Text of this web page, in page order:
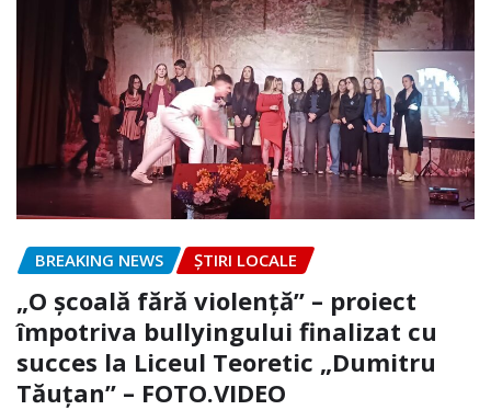
BREAKING NEWS ȘTIRI LOCALE
„O școală fără violență” – proiect
împotriva bullyingului finalizat cu
succes la Liceul Teoretic „Dumitru
Tăuțan” – FOTO.VIDEO